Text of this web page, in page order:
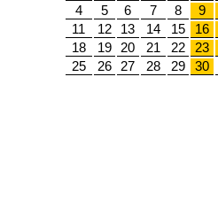
4
5 6 7 8
9
11
12 13 14 15
16
18
19 20 21 22
23
25
26 27 28 29 30